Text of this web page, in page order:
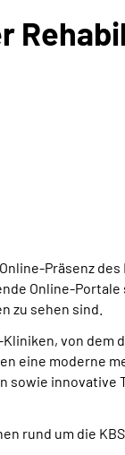
Präsenz
Online-Portale
zu sehen sind.
von
eine moderne
innovative
rund um die